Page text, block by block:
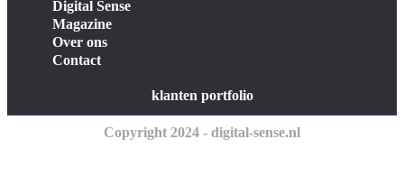
Digital Sense
Magazine
Over ons
Contact
klanten portfolio
Copyright 2024 - digital-sense.nl